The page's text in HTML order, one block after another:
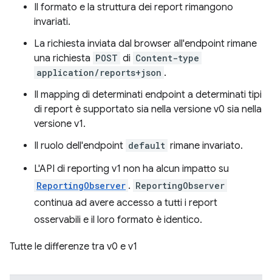
Il formato e la struttura dei report rimangono
invariati.
La richiesta inviata dal browser all'endpoint rimane
una richiesta POST di Content-type
application/reports+json .
Il mapping di determinati endpoint a determinati tipi
di report è supportato sia nella versione v0 sia nella
versione v1.
Il ruolo dell'endpoint default rimane invariato.
L'API di reporting v1 non ha alcun impatto su
ReportingObserver . ReportingObserver
continua ad avere accesso a tutti i report
osservabili e il loro formato è identico.
Tutte le differenze tra v0 e v1